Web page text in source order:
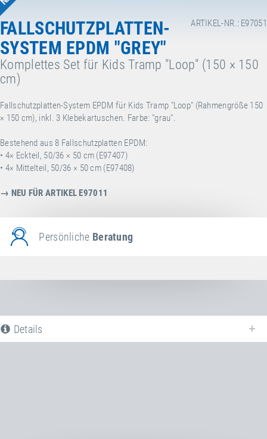
ARTIKEL-NR.: E97051
FALLSCHUTZPLATTEN-
SYSTEM EPDM "GREY"
Komplettes Set für Kids Tramp "Loop" (150 × 150
cm)
Fallschutzplatten-System EPDM für Kids Tramp "Loop" (Rahmengröße 150
× 150 cm), inkl. 3 Klebekartuschen. Farbe: "grau".
Bestehend aus 8 Fallschutzplatten EPDM:
• 4× Eckteil, 50/36 × 50 cm (E97407)
• 4× Mittelteil, 50/36 × 50 cm (E97408)
→ NEU FÜR ARTIKEL E97011
Persönliche Beratung
Details